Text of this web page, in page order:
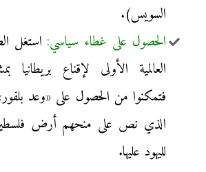
السويس).
الحصول على غطاء سياسي: استغل
العالمية الأولى لإقناع بريطانيا
الذي نص على منحهم أرض
لليهود عليها.